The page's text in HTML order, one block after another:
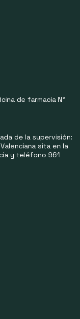
de farmacia N°
de la supervisión:
sita en la
y teléfono 961